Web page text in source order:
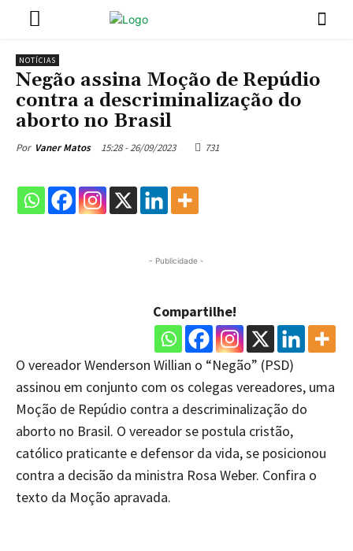
NOTÍCIAS
Negão assina Moção de Repúdio
contra a descriminalização do
aborto no Brasil
Por Vaner Matos 15:28 - 26/09/2023 731
- Publicidade -
Compartilhe!
O vereador Wenderson Willian o “Negão” (PSD)
assinou em conjunto com os colegas vereadores, uma
Moção de Repúdio contra a descriminalização do
aborto no Brasil. O vereador se postula cristão,
católico praticante e defensor da vida, se posicionou
contra a decisão da ministra Rosa Weber. Confira o
texto da Moção apravada.